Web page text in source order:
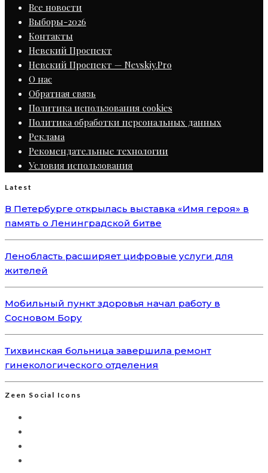
Все новости
Выборы-2026
Контакты
Невский Проспект
Невский Проспект — Nevskiy.Pro
О нас
Обратная связь
Политика использования cookies
Политика обработки персональных данных
Реклама
Рекомендательные технологии
Условия использования
Latest
В Петербурге открылась выставка «Имя героя» в
память о Ленинградской битве
Ленобласть расширяет цифровые услуги для
жителей
Мобильный пункт здоровья начал работу в
Сосновом Бору
Тихвинская больница завершила ремонт
гинекологического отделения
Zeen Social Icons